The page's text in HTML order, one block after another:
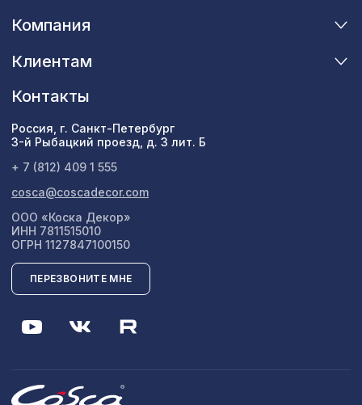
Компания
Клиентам
Контакты
Россия, г. Санкт-Петербург
3-й Рыбацкий проезд, д. 3 лит. Б
+ 7 (812) 409 1 555
cosca@coscadecor.com
ООО «Коска Декор»
ИНН 7811515010
ОГРН 1127847100150
ПЕРЕЗВОНИТЕ МНЕ